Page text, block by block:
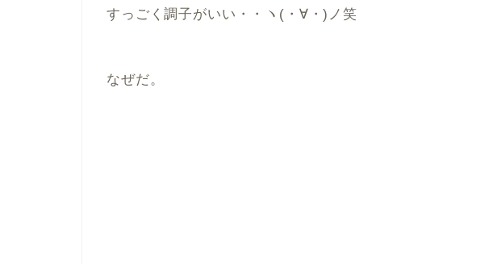
すっごく調子がいい・・ヽ(・∀・)ノ笑
なぜだ。